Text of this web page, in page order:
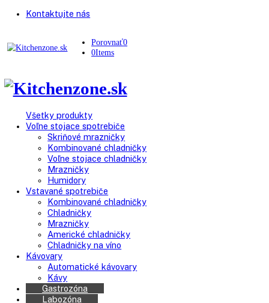
Kontaktujte nás
Porovnať
0Items
Všetky produkty
Voľne stojace spotrebiče
Skriňové mrazničky
Kombinované chladničky
Voľne stojace chladničky
Mrazničky
Humidory
Vstavané spotrebiče
Kombinované chladničky
Chladničky
Mrazničky
Americké chladničky
Chladničky na víno
Kávovary
Automatické kávovary